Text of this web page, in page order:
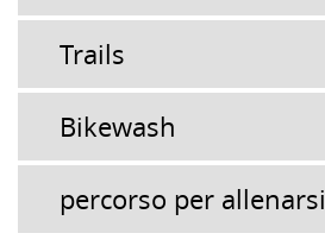
Trails
Bikewash
percorso per allenarsi